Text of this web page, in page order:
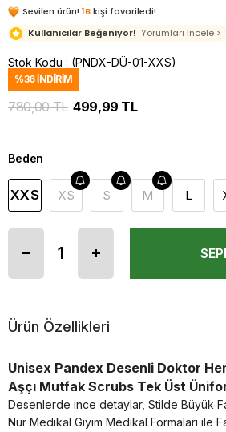
Sevilen ürün! 1Bkişi favoriledi!
Kullanıcılar Beğeniyor! Yorumları İncele >
Stok Kodu (PNDX-DÜ-01-XXS)
%36İNDIRIM
780,00 TL 499,99 TL
Beden
XXS XS S M L
Ürün Özellikleri
Unisex Pandex Desenli Doktor
Aşçı Mutfak Scrubs Tek Üst
Desenlerde ince detaylar, Stilde Büyük
Nur Medikal Giyim Medikal Formaları ile